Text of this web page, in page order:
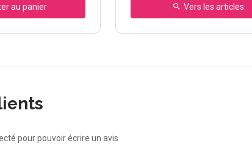
au panier Vers les articles
pour pouvoir écrire un avis